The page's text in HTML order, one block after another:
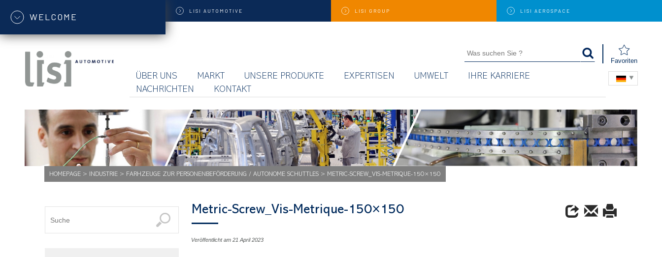
WELCOME
LISI AUTOMOTIVE LISI GROUP LISI AEROSPACE
Favoriten
ÜBER UNS MARKT UNSERE PRODUKTE EXPERTISEN UMWELT
IHRE KARRIERE
NACHRICHTEN
KONTAKT
HOMEPAGE> INDUSTRIE> FARHZEUGE ZUR PERSONENBEFÖRDERUNG / AUTONOME SCHUTTLES> METRIC-SCREW_VIS-METRIQUE-150×150
Metric-Screw_Vis-Metrique-150×150
Veröffentlicht am 21 April 2023